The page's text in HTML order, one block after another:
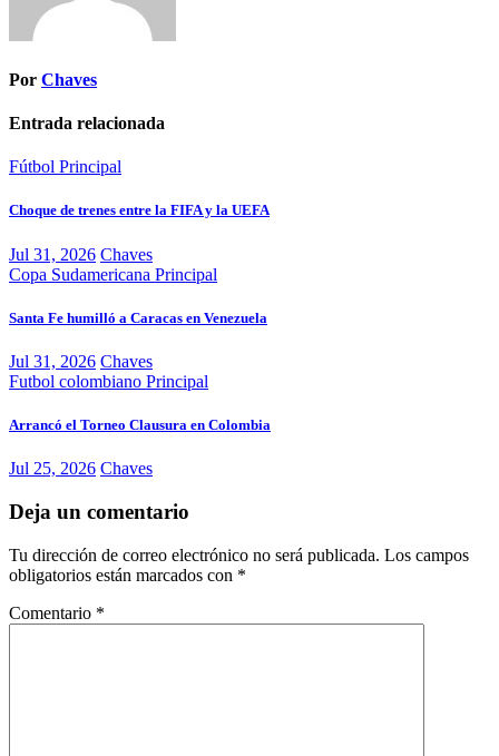
Por Chaves
Entrada relacionada
Fútbol Principal
Choque de trenes entre la FIFA y la UEFA
Jul 31, 2026 Chaves
Copa Sudamericana Principal
Santa Fe humilló a Caracas en Venezuela
Jul 31, 2026 Chaves
Futbol colombiano Principal
Arrancó el Torneo Clausura en Colombia
Jul 25, 2026 Chaves
Deja un comentario
Tu dirección de correo electrónico no será publicada. Los campos
obligatorios están marcados con *
Comentario *